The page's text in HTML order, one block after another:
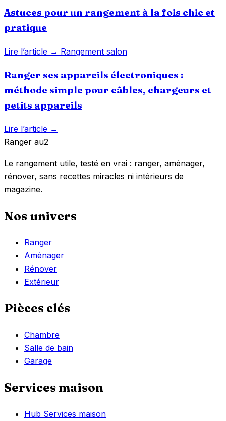
Astuces pour un rangement à la fois chic et
pratique
Lire l’article → Rangement salon
Ranger ses appareils électroniques :
méthode simple pour câbles, chargeurs et
petits appareils
Lire l’article →
Ranger au2
Le rangement utile, testé en vrai : ranger, aménager,
rénover, sans recettes miracles ni intérieurs de
magazine.
Nos univers
Ranger
Aménager
Rénover
Extérieur
Pièces clés
Chambre
Salle de bain
Garage
Services maison
Hub Services maison